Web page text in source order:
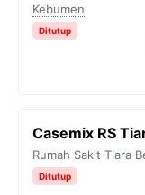
Kebumen
Ditutup
Casemix RS
Rumah Sakit Tiara
Ditutup